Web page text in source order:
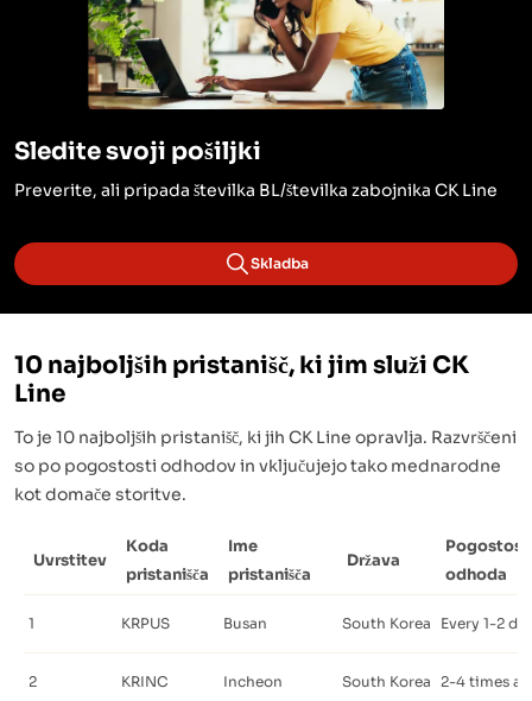
Sledite svoji pošiljki
Preverite, ali pripada številka BL/številka zabojnika CK Line
Skladba
10 najboljših pristanišč, ki jim služi CK
Line
To je 10 najboljših pristanišč, ki jih CK Line opravlja. Razvrščeni
so po pogostosti odhodov in vključujejo tako mednarodne
kot domače storitve.
Uvrstitev
Koda
pristanišča
Ime
pristanišča
Država
Pogostost
odhoda
1 KRPUS Busan South Korea Every 1-2
2 KRINC Incheon South Korea 2-4 times a